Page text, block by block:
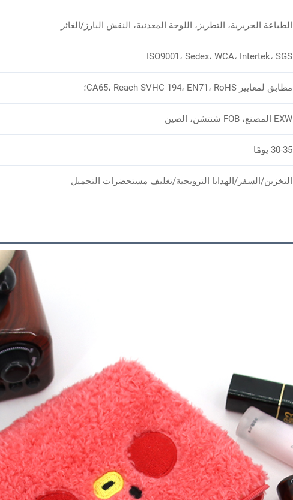
الطباعة الحريرية، التطريز، اللوحة المعدنية، النقش البارز/الغائر
ISO9001، Sedex، WCA، Intertek، SGS
مطابق لمعايير CA65، Reach SVHC 194، EN71، RoHS؛
EXW المصنع، FOB شنتشن، الصين
30-35 يومًا
التخزين/السفر/الهدايا الترويجية/تغليف مستحضرات التجميل